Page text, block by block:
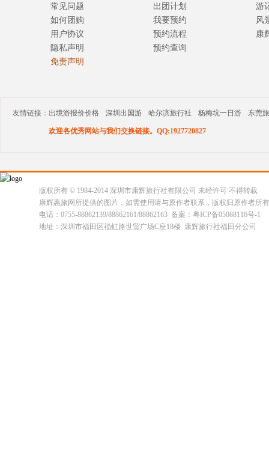
常见问题
如何团购
用户协议
隐私声明
免责声明
出团计划
我要预约
预约流程
预约查询
游
风
康
友情链接： 出境游报价价格 深圳出国游 哈尔滨旅行社 杨梅坑一日游 东莞
欢迎各优秀网站与我们交换链接。QQ:1927720827
版权所有 © 1984-2014 深圳市康辉旅行社有限公司 未经许可 不得转载
康辉惠旅网所提供的图片，如需使用请与原作者联系，版权归原作者所
电话：0755-88862139/88862161/88862163 备案：粤ICP备05088116号-1
地址：深圳市福田区福虹路世贸广场C座18楼 康辉旅行社福田分公司